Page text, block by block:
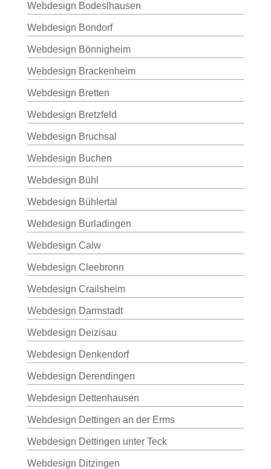
Webdesign Bodeslhausen
Webdesign Bondorf
Webdesign Bönnigheim
Webdesign Brackenheim
Webdesign Bretten
Webdesign Bretzfeld
Webdesign Bruchsal
Webdesign Buchen
Webdesign Bühl
Webdesign Bühlertal
Webdesign Burladingen
Webdesign Calw
Webdesign Cleebronn
Webdesign Crailsheim
Webdesign Darmstadt
Webdesign Deizisau
Webdesign Denkendorf
Webdesign Derendingen
Webdesign Dettenhausen
Webdesign Dettingen an der Erms
Webdesign Dettingen unter Teck
Webdesign Ditzingen